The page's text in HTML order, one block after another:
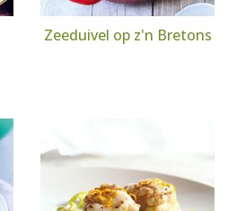
Zeeduivel op z'n Bretons